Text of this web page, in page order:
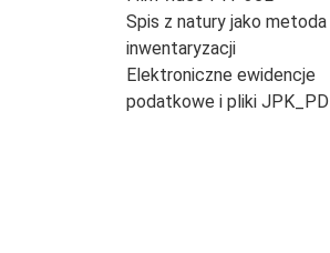
Spis z natury jako metoda
inwentaryzacji
Elektroniczne ewidencje
podatkowe i pliki JPK_PD